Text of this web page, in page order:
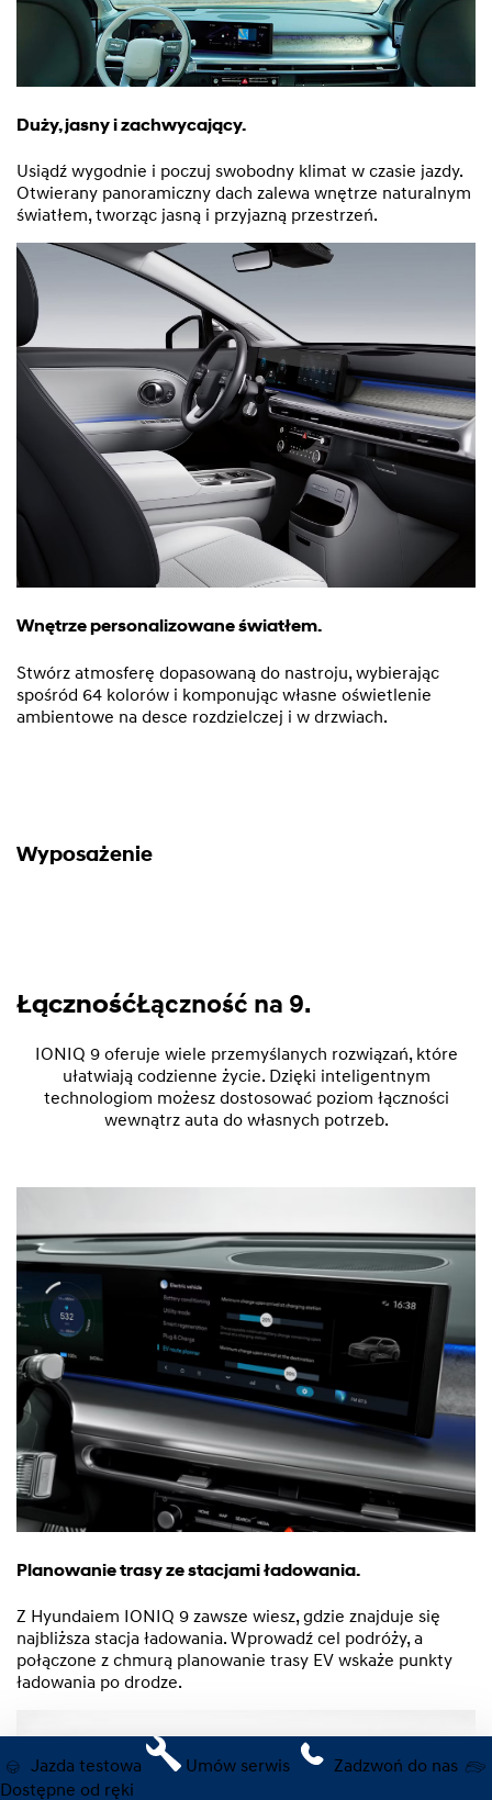
Jazda testowa Umów serwis
Zadzwoń do nas
Dostępne od ręki
Duży, jasny i zachwycający.
Usiądź wygodnie i poczuj swobodny klimat w czasie jazdy.
Otwierany panoramiczny dach zalewa wnętrze naturalnym
światłem, tworząc jasną i przyjazną przestrzeń.
Wnętrze personalizowane światłem.
Stwórz atmosferę dopasowaną do nastroju, wybierając
spośród 64 kolorów i komponując własne oświetlenie
ambientowe na desce rozdzielczej i w drzwiach.
Wyposażenie
ŁącznośćŁączność na 9.
IONIQ 9 oferuje wiele przemyślanych rozwiązań, które
ułatwiają codzienne życie. Dzięki inteligentnym
technologiom możesz dostosować poziom łączności
wewnątrz auta do własnych potrzeb.
Planowanie trasy ze stacjami ładowania.
Z Hyundaiem IONIQ 9 zawsze wiesz, gdzie znajduje się
najbliższa stacja ładowania. Wprowadź cel podróży, a
połączone z chmurą planowanie trasy EV wskaże punkty
ładowania po drodze.